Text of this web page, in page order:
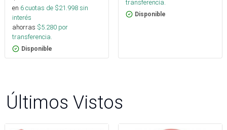
en 6cuotas de $21.998sin
interés
ahorras $5.280 por
transferencia.
Disponible
transferencia.
Disponible
Últimos Vistos